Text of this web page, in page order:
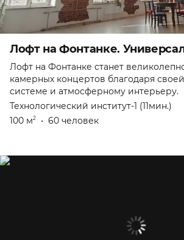
Лофт на Фонтанке.
Лофт на Фонтанке станет
камерных концертов благодаря
системе и атмосферному интерьеру.
Технологический институт-1 (11мин.)
100 м2 • 60 человек